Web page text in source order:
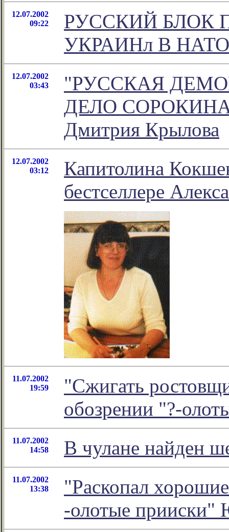
12.07.2002
09:22
РУССКИЙ БЛОК
УКРАИНл В НАТО
12.07.2002
03:43
"РУССКАЯ
ДЕЛО СОРОКИНА"
Дмитрия Крылова
12.07.2002
03:12
Капитолина
бестселлере
11.07.2002
19:59
"Сжигать
обозрении "?-
11.07.2002
14:58
В чулане найден
11.07.2002
13:38
"Раскопал
-олотые прииски"